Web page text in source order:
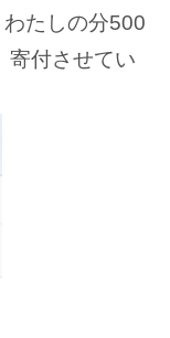
たしの分500
寄付させてい